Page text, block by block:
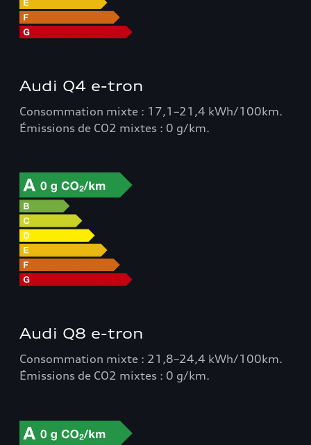
Audi Q4 e-tron
Consommation mixte : 17,1–21,4 kWh/100km.
Émissions de CO2 mixtes : 0 g/km.
Audi Q8 e-tron
Consommation mixte : 21,8–24,4 kWh/100km.
Émissions de CO2 mixtes : 0 g/km.